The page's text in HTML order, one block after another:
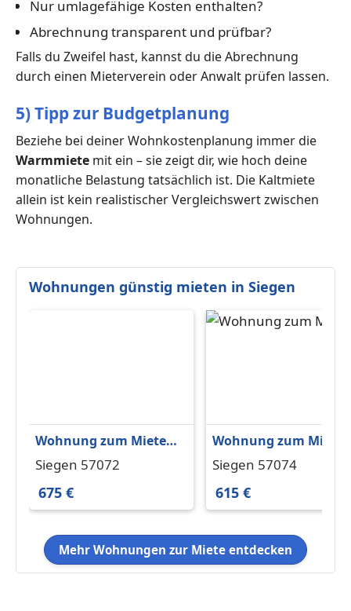
Nur umlagefähige Kosten enthalten?
Abrechnung transparent und prüfbar?
Falls du Zweifel hast, kannst du die Abrechnung
durch einen Mieterverein oder Anwalt prüfen lassen.
5) Tipp zur Budgetplanung
Beziehe bei deiner Wohnkostenplanung immer die
Warmmiete mit ein – sie zeigt dir, wie hoch deine
monatliche Belastung tatsächlich ist. Die Kaltmiete
allein ist kein realistischer Vergleichswert zwischen
Wohnungen.
Wohnungen günstig mieten in Siegen
Wohnung zum Mieten
in Siegen 675 € 67 m²
Siegen 57072
675 €
Wohnung zum Mieten
in Siegen 615 € 68 m²
Siegen 57074
615 €
Mehr Wohnungen zur Miete entdecken